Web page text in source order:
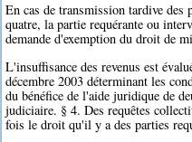
En cas de transmission tardive
quatre, la partie requérante ou
demande d'exemption du droit de
L'insuffisance des revenus est
décembre 2003 déterminant les
du bénéfice de l'aide juridique de
judiciaire. § 4. Des requêtes
fois le droit qu'il y a des parties